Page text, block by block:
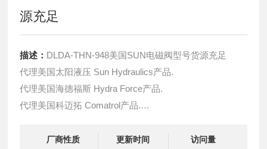
源充足
描述： DLDA-THN-948美国SUN电磁阀型号货源充足
代理美国太阳液压 Sun Hydraulics产品.
代理美国海德福斯 Hydra Force产品.
代理美国科迈拓 Comatrol产品.
提供油路系统设计,油路块设计,阀块设计与选型
厂商性质
更新时间
访问量